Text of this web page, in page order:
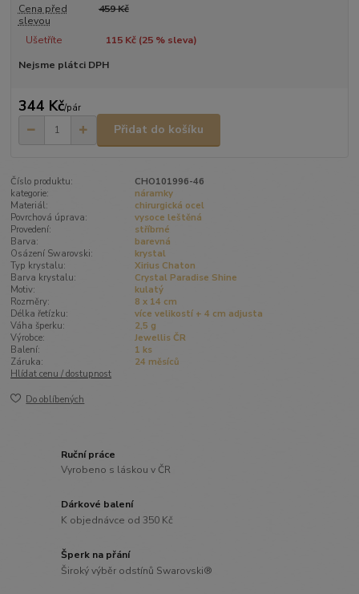
Cena před
slevou
459 Kč
Ušetříte 115 Kč (25% sleva)
Nejsme plátci DPH
344 Kč/pár
Přidat do košíku
Číslo produktu:
CHO101996-46
kategorie:
náramky
Materiál:
chirurgická ocel
Povrchová úprava:
vysoce leštěná
Provedení:
stříbrné
Barva:
barevná
Osázení Swarovski:
krystal
Typ krystalu:
Xirius Chaton
Barva krystalu:
Crystal Paradise Shine
Motiv:
kulatý
Rozměry:
8 x 14 cm
Délka řetízku:
více velikostí + 4 cm adjusta
Váha šperku:
2,5 g
Výrobce:
Jewellis ČR
Balení:
1 ks
Záruka:
24 měsíců
Hlídat cenu / dostupnost
Do oblíbených
Ruční práce
Vyrobeno s láskou v ČR
Dárkové balení
K objednávce od 350 Kč
Šperk na přání
Široký výběr odstínů Swarovski®